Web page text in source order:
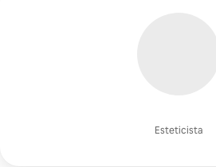
Esteticista